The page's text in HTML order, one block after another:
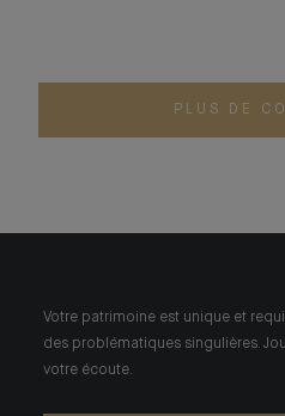
PLUS DE
Votre patrimoine est unique et
des problématiques singulières.
votre écoute.